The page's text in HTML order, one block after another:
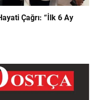
Çağrı: “İlk 6 Ay